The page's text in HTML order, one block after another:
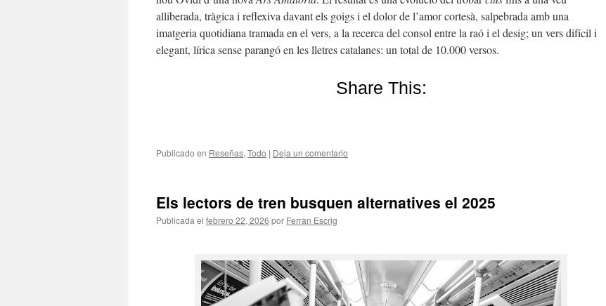
alliberada, tràgica i reflexiva davant els goigs i el dolor de l’amor cortesà, salpebrada amb una
imatgeria quotidiana tramada en el vers, a la recerca del consol entre la raó i el desig; un vers difícil i
elegant, lírica sense parangó en les lletres catalanes: un total de 10.000 versos.
Share This:
Publicado en Reseñas, Todo | Deja un comentario
Els lectors de tren busquen alternatives el 2025
Publicada el febrero 22, 2026 por Ferran Escrig